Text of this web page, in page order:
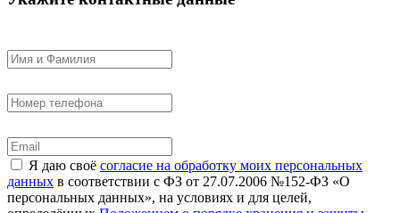
Я даю своё согласие на обработку моих персональных
данных в соответствии с ФЗ от 27.07.2006 №152-ФЗ «О
персональных данных», на условиях и для целей,